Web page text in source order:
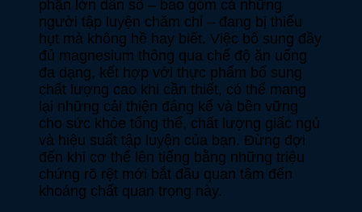
phận lớn dân số – bao gồm cả những
người tập luyện chăm chỉ – đang bị thiếu
hụt mà không hề hay biết. Việc bổ sung đầy
đủ magnesium thông qua chế độ ăn uống
đa dạng, kết hợp với thực phẩm bổ sung
chất lượng cao khi cần thiết, có thể mang
lại những cải thiện đáng kể và bền vững
cho sức khỏe tổng thể, chất lượng giấc ngủ
và hiệu suất tập luyện của bạn. Đừng đợi
đến khi cơ thể lên tiếng bằng những triệu
chứng rõ rệt mới bắt đầu quan tâm đến
khoáng chất quan trọng này.